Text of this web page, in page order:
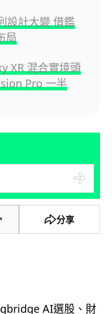
設計大變 借鑑
局
XR 混合實境頭
Pro 一半
分享